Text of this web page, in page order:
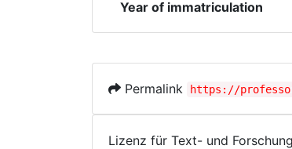
Year of immatriculation
Permalink https://
Lizenz für Text- und